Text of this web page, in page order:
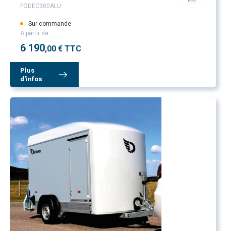
FODEC300ALU
Sur commande
A partir de
6 190,00 € TTC
Plus
d'infos